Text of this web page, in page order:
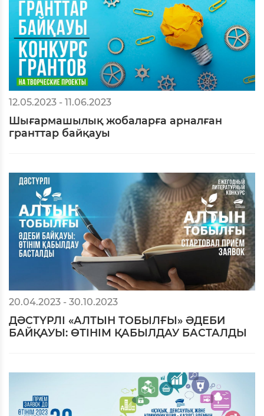
12.05.2023 - 11.06.2023
Шығармашылық жобаларға арналған
гранттар байқауы
20.04.2023 - 30.10.2023
ДӘСТҮРЛІ «АЛТЫН ТОБЫЛҒЫ» ӘДЕБИ
БАЙҚАУЫ: ӨТІНІМ ҚАБЫЛДАУ БАСТАЛДЫ